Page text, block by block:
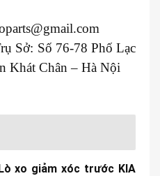
Sở: Số 76-78 Phố Lạc
Khát Chân – Hà Nội
xo giảm xóc trước KIA